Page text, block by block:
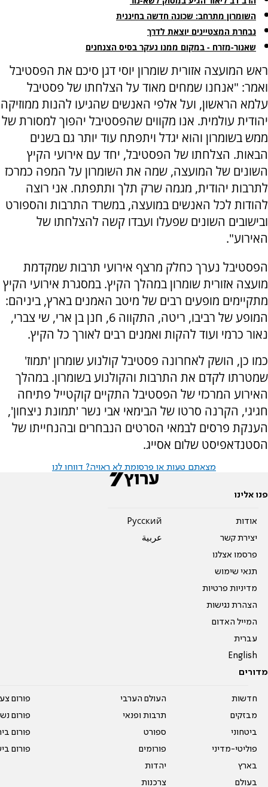
השומרון מתרחב: שכונה חדשה בחיננית
נבחרת המצטיינים יוצאת לדרך
שאנור-מזרח - במקום ממנו נעקר בסיס הצנחנים
ראש המועצה אזורית שומרון יוסי דגן סיכם את הפסטיבל
ואמר: "אנחנו שמחים מאוד על הצלחתו של פסטיבל
עלמא הראשון, ועל אלפי האנשים שהגיעו להנות ממוזיקה
יהודית עולמית. אנו מקווים שהפסטיבל יהפוך למסורת של
ממש בשומרון והוא יגדל ויתפתח עוד יותר גם בשנים
הבאות. הצלחתו של הפסטיבל, יחד עם אירועי הקיץ
השונים של המועצה, שמה את השומרון על המפה כמרכז
לתרבות יהודית, מגמה שרק תלך ותתפתח. אני רוצה
להודות לכל האנשים במועצה, במשרד התרבות והספורט
ובישובים השונים שפעלו ועבדו קשה להצלחתו של
האירוע".
הפסטיבל נערך כחלק מרצף אירועי תרבות שמקדמת
מועצה אזורית שומרון במהלך הקיץ. במסגרת אירועי הקיץ
מתקיימים מופעים רבים של מיטב האמנים בארץ, ביניהם:
המופע של רביבו, ריטה, התקווה 6, חנן בן ארי, שי צברי,
נאור כרמי ועוד להקות ואמנים רבים לאורך כל הקיץ.
כמו כן, הושק לאחרונה פסטיבל קולנוע שומרון 'תמוז'
שמטרתו לקדם את התרבות והקולנוע בשומרון. במהלך
האירוע המרכזי של הפסטיבל התקיים קוקטייל פתיחה
חגיגי, הקרנה סרטו של הבימאי אבי נשר 'תמונת ניצחון',
הענקת פרסים לבמאי הסרטים הנבחרים ובהנחייתו של
הסטנדאפיסט שלום אסייג.
מצאתם טעות או פרסומת לא ראויה? דווחו לנו
פנו אלינו
אודות
יצירת קשר
פרסמו אצלנו
תנאי שימוש
מדיניות פרטיות
הצהרת נגישות
המייל האדום
עברית
English
Pусский
عربية
מדורים
חדשות
מבזקים
ביטחוני
פוליטי-מדיני
בארץ
בעולם
העולם הערבי
תרבות ופנאי
ספורט
פורומים
יהדות
צרכנות
פורום
פורום
פורום
פורום